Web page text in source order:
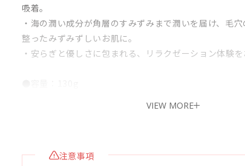
吸着。
・海の潤い成分が角層のすみずみまで潤いを届け、毛
整ったみずみずしいお肌に。
・安らぎと優しさに包まれる、リラクゼーション体験を
●配合成分
VIEW MORE
注意事項